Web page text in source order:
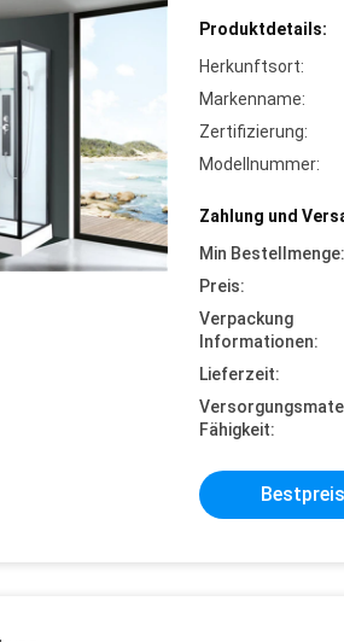
Produktdetails:
Herkunftsort:
Markenname:
Zertifizierung:
Modellnummer:
Zahlung und
Min Bestellmenge:
Preis:
Verpackung
Informationen:
Lieferzeit:
Fähigkeit:
Bestpreis